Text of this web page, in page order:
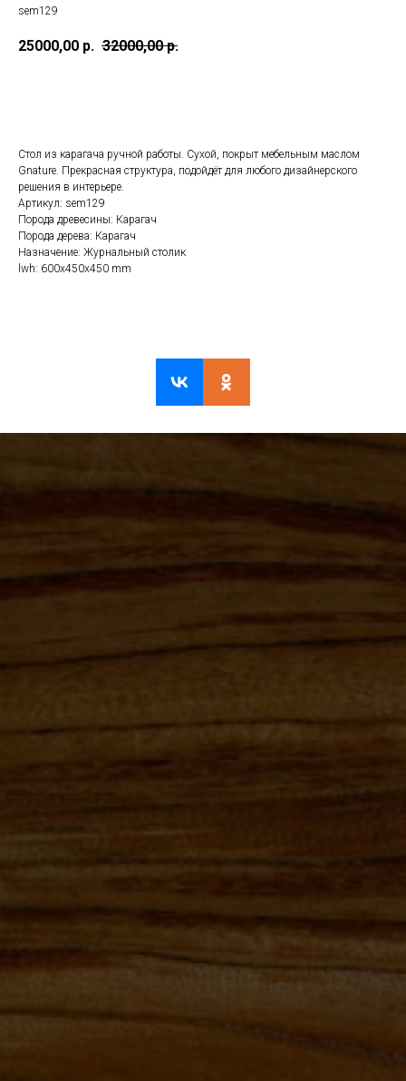
sem129
25000,00 р. 32000,00 р.
Стол из карагача ручной работы. Сухой, покрыт мебельным маслом
Gnature. Прекрасная структура, подойдёт для любого дизайнерского
решения в интерьере.
Артикул: sem129
Порода древесины: Карагач
Порода дерева: Карагач
Назначение: Журнальный столик
lwh: 600x450x450 mm